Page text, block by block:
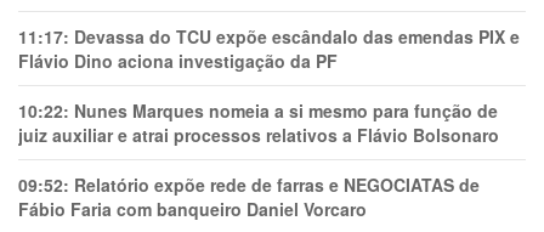
11:17: Devassa do TCU expõe escândalo das emendas PIX e
Flávio Dino aciona investigação da PF
10:22: Nunes Marques nomeia a si mesmo para função de
juiz auxiliar e atrai processos relativos a Flávio Bolsonaro
09:52: Relatório expõe rede de farras e NEGOCIATAS de
Fábio Faria com banqueiro Daniel Vorcaro